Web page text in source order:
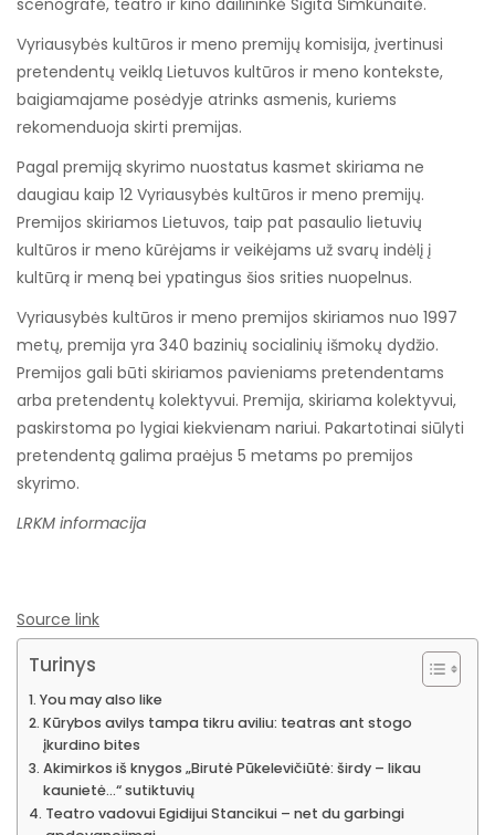
Vyriausybės kultūros ir meno premijų komisija, įvertinusi
pretendentų veiklą Lietuvos kultūros ir meno kontekste,
baigiamajame posėdyje atrinks asmenis, kuriems
rekomenduoja skirti premijas.
Pagal premiją skyrimo nuostatus kasmet skiriama ne
daugiau kaip 12 Vyriausybės kultūros ir meno premijų.
Premijos skiriamos Lietuvos, taip pat pasaulio lietuvių
kultūros ir meno kūrėjams ir veikėjams už svarų indėlį į
kultūrą ir meną bei ypatingus šios srities nuopelnus.
Vyriausybės kultūros ir meno premijos skiriamos nuo 1997
metų, premija yra 340 bazinių socialinių išmokų dydžio.
Premijos gali būti skiriamos pavieniams pretendentams
arba pretendentų kolektyvui. Premija, skiriama kolektyvui,
paskirstoma po lygiai kiekvienam nariui. Pakartotinai siūlyti
pretendentą galima praėjus 5 metams po premijos
skyrimo.
LRKM informacija
Source link
Turinys
You may also like
Kūrybos avilys tampa tikru aviliu: teatras ant stogo
įkurdino bites
Akimirkos iš knygos „Birutė Pūkelevičiūtė: širdy – likau
kaunietė…“ sutiktuvių
Teatro vadovui Egidijui Stancikui – net du garbingi